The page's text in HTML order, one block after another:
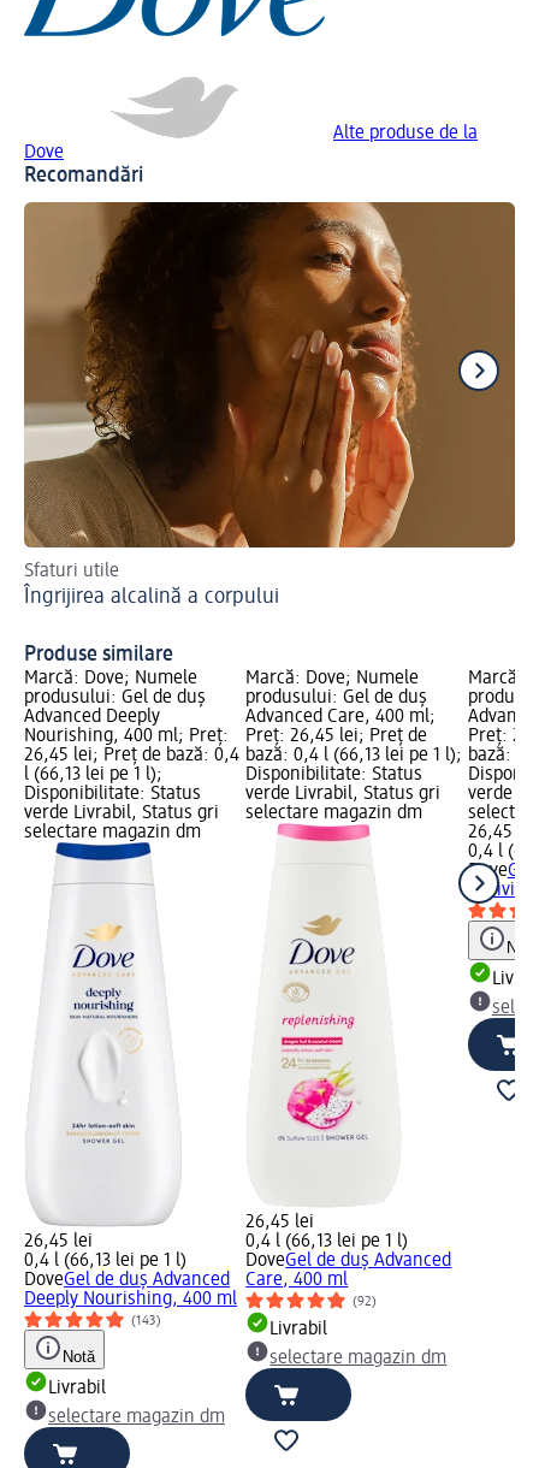
Alte produse de la
Dove
Recomandări
Sfaturi utile
Îngrijirea alcalină a corpului
Produse similare
Marcă: Dove; Numele
produsului: Gel de duș
Advanced Deeply
Nourishing, 400 ml; Preț:
26,45 lei; Preț de bază: 0,4
l (66,13 lei pe 1 l);
Disponibilitate: Status
verde Livrabil, Status gri
selectare magazin dm
26,45 lei
0,4 l (66,13 lei pe 1 l)
DoveGel de duș Advanced
Deeply Nourishing, 400 ml
(143)
Notă
Livrabil
selectare magazin dm
Marcă: Dove; Numele
produsului: Gel de duș
Advanced Care, 400 ml;
Preț: 26,45 lei; Preț de
bază: 0,4 l (66,13 lei pe 1 l);
Disponibilitate: Status
verde Livrabil, Status gri
selectare magazin dm
26,45 lei
0,4 l (66,13 lei pe 1 l)
DoveGel de duș Advanced
Care, 400 ml
(92)
Livrabil
selectare magazin dm
Marcă:
Preț:
bază:
verde
26,45 lei
0,4 l
DoveGel
Notă